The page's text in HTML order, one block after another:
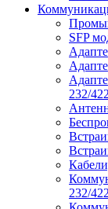
SFP
232/
232/